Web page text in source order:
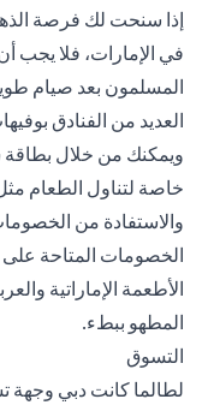
إذا سنحت لك فرصة
في الإمارات، فلا يجب
المسلمون بعد صيام
العديد من الفنادق
ويمكنك من خلال بطاقة
خاصة لتناول الطعام
والاستفادة من
الخصومات المتاحة على
الأطعمة الإماراتية
المطهو ببطء.
التسوق
لطالما كانت دبي وجهة